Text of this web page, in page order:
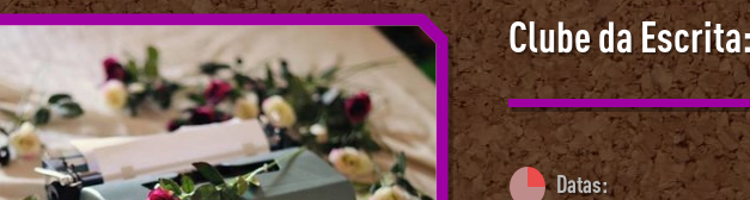
Clube da
Datas: